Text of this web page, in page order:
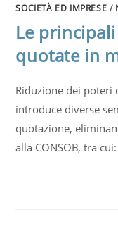
SOCIETÀ ED IMPRESE /
Le
quotate in
Riduzione dei poteri
introduce diverse
quotazione,
alla CONSOB, tra